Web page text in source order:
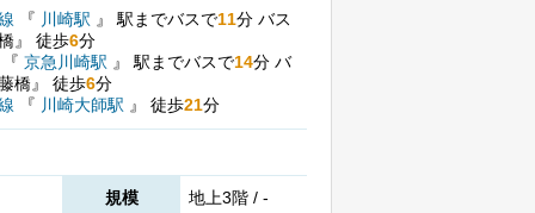
『 川崎駅 』 駅までバスで11分 バス
』 徒歩6分
『 京急川崎駅 』 駅までバスで14分 バ
橋』 徒歩6分
『 川崎大師駅 』 徒歩21分
規模 地上3階 / -